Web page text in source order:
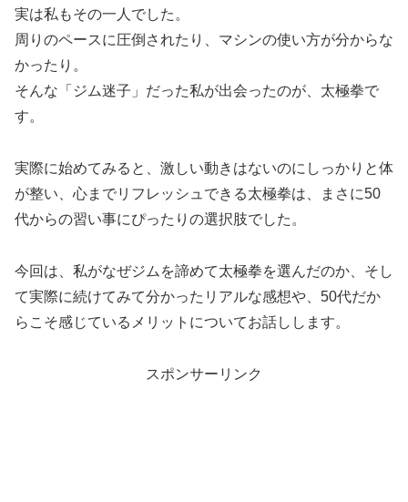
実は私もその一人でした。
周りのペースに圧倒されたり、マシンの使い方が分からな
かったり。
そんな「ジム迷子」だった私が出会ったのが、太極拳で
す。
実際に始めてみると、激しい動きはないのにしっかりと体
が整い、心までリフレッシュできる太極拳は、まさに50
代からの習い事にぴったりの選択肢でした。
今回は、私がなぜジムを諦めて太極拳を選んだのか、そし
て実際に続けてみて分かったリアルな感想や、50代だか
らこそ感じているメリットについてお話しします。
スポンサーリンク